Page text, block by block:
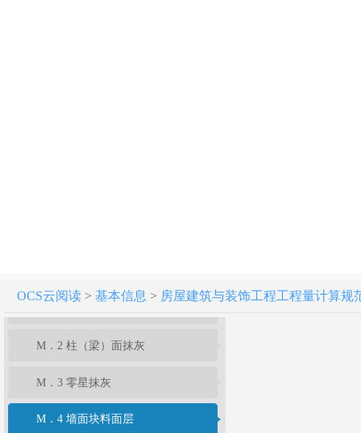
OCS云阅读> 基本信息 > 房屋建筑与装饰工程工程量计算规
M．2 柱（梁）面抹灰
M．3 零星抹灰
M．4 墙面块料面层